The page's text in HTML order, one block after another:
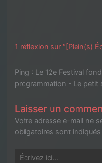
1 réflexion sur “[Plein(s)
Ping : Le 12e Festival
programmation - Le petit
Laisser un
Votre adresse e-mail ne
obligatoires sont indiqués
Écrivez